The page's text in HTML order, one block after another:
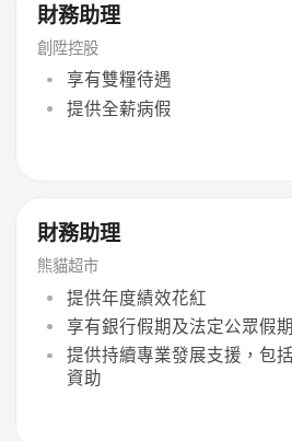
財務助理
創陞控股
享有雙糧待遇
提供全薪病假
財務助理
熊貓超市
提供年度績效花紅
享有銀行假期及法定公眾假期
提供持續專業發展支援，包
資助